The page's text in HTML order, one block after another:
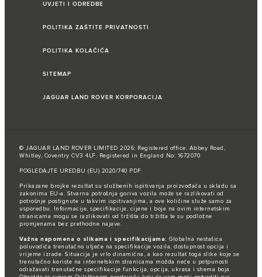
UVJETI I ODREDBE
POLITIKA ZAŠTITE PRIVATNOSTI
POLITIKA KOLAČIĆA
SITEMAP
JAGUAR LAND ROVER KORPORACIJA
© JAGUAR LAND ROVER LIMITED 2026: Registered office: Abbey Road,
Whitley, Coventry CV3 4LF. Registered in England No: 1672070
POGLEDAJTE UREDBU (EU) 2020/740 PDF
Prikazane brojke rezultat su službenih ispitivanja proizvođača u skladu sa
zakonima EU-a. Stvarna potrošnja goriva vozila može se razlikovati od
potrošnje postignute u takvim ispitivanjima, a ove količine služe samo za
usporedbu. Informacije, specifikacije, cijene i boje na ovim internetskim
stranicama mogu se razlikovati od tržišta do tržišta te su podložne
promjenama bez prethodne najave.
Važna napomena o slikama i specifikacijama: Globalna nestašica
poluvodiča trenutačno utječe na specifikacije vozila, dostupnost opcija i
vrijeme izrade. Situacija je vrlo dinamična, a kao rezultat toga slike koje se
trenutačno koriste na internetskim stranicama možda neće u potpunosti
odražavati trenutačne specifikacije funkcija, opcija, ukrasa i shema boja.